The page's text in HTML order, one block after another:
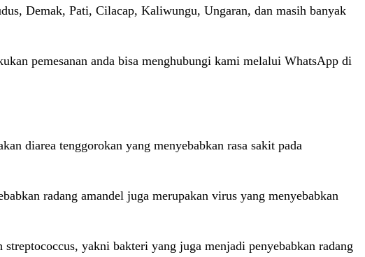
Demak, Pati, Cilacap, Kaliwungu, Ungaran, dan masih banyak
pemesanan anda bisa menghubungi kami melalui WhatsApp di
diarea tenggorokan yang menyebabkan rasa sakit pada
radang amandel juga merupakan virus yang menyebabkan
yakni bakteri yang juga menjadi penyebabkan radang